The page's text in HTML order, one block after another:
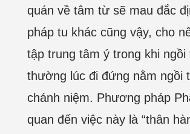
quán về tâm từ sẽ mau đắc
pháp tu khác cũng vậy, cho
tập trung tâm ý trong khi
thường lúc đi đứng nằm ngồi
chánh niệm. Phương pháp
quan đến việc này là “thân